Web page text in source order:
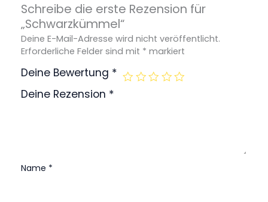
Schreibe die erste Rezension für
„Schwarzkümmel“
Deine E-Mail-Adresse wird nicht veröffentlicht.
Erforderliche Felder sind mit * markiert
Deine Bewertung *
Deine Rezension *
Name *